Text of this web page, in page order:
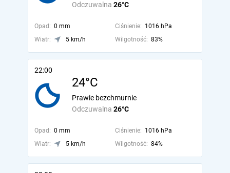
Odczuwalna 26°C
Opad: 0 mm Ciśnienie: 1016 hPa
Wiatr:
5 km/h Wilgotność: 83%
22:00
24°C
Odczuwalna 26°C
Prawie bezchmurnie
Opad: 0 mm Ciśnienie: 1016 hPa
Wiatr:
5 km/h Wilgotność: 84%